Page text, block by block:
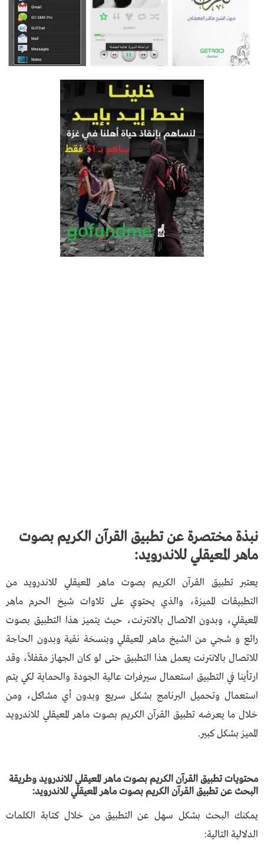
نبذة مختصرة عن تطبيق القرآن الكريم بصوت
ماهر المعيقلي للاندرويد:
يعتبر تطبيق القرآن الكريم بصوت ماهر المعيقلي للاندرويد من
التطبيقات المميزة، والذي يحتوي على تلاوات شيخ الحرم ماهر
المعيقلي، وبدون الاتصال بالانترنت، حيث يتميز هذا التطبيق بصوت
رائع و شجي من الشيخ ماهر المعيقلي وبنسخة نقية وبدون الحاجة
للاتصال بالانترنت يعمل هذا التطبيق حتى لو كان الجهاز مقفلاً، وقد
ارتأينا في التطبيق استعمال سيرفرات عالية الجودة والحماية لكي يتم
استعمال وتحميل البرنامج بشكل سريع وبدون أي مشاكل، ومن
خلال ما يعرضه تطبيق القرآن الكريم بصوت ماهر المعيقلي للاندرويد
المميز بشكل كبير.
محتويات تطبيق القرآن الكريم بصوت ماهر المعيقلي للاندرويد وطريقة
البحث عن تطبيق القرآن الكريم بصوت ماهر المعيقلي للاندرويد:
يمكنك البحث بشكل سهل عن التطبيق من خلال كتابة الكلمات
الدلالية التالية: